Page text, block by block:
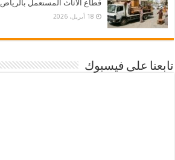
قطاع الأثاث المستعمل بالرياض
18 أبريل، 2026
تابعنا على فيسبوك